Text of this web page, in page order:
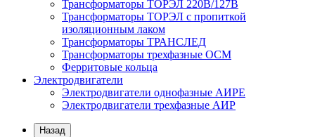
Трансформаторы ТОРЭЛ 220В/127В
Трансформаторы ТОРЭЛ с пропиткой
изоляционным лаком
Трансформаторы ТРАНСЛЕД
Трансформаторы трехфазные ОСМ
Ферритовые кольца
Электродвигатели
Электродвигатели однофазные АИРЕ
Электродвигатели трехфазные АИР
Назад